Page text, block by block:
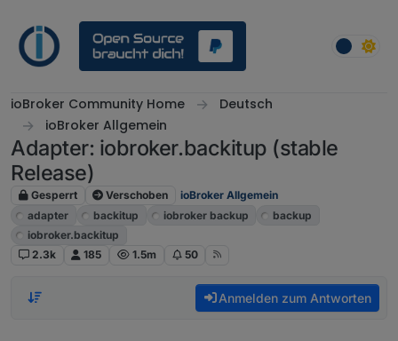
ioBroker Community Home
Deutsch
ioBroker Allgemein
Adapter: iobroker.backitup (stable
Release)
Gesperrt Verschoben
ioBroker Allgemein
adapter
backitup iobroker backup
backup
iobroker.backitup
2.3k
185 1.5m 50
Anmelden zum Antworten